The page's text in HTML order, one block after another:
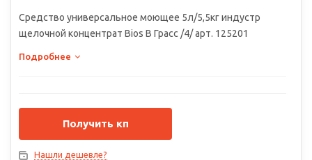
Средство универсальное моющее 5л/5,5кг индустр
щелочной концентрат Bios В Грасс /4/ арт. 125201
Подробнее
Получить кп
Нашли дешевле?